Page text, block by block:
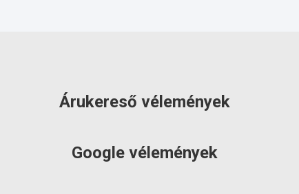
Árukereső vélemények
Google vélemények